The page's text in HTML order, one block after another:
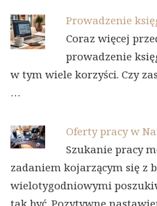
Prowadzenie
Coraz więcej
prowadzenie
w tym wiele korzyści. Czy
…
Oferty pracy w
Szukanie pracy
zadaniem kojarzącym się z
wielotygodniowymi
tak być. Pozytywne